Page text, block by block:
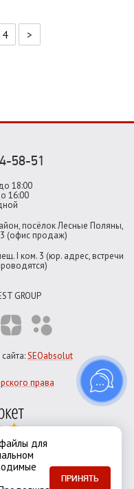
4 >
58-51
18:00
16:00
посёлок Лесные Поляны,
(офис продаж)
I ком. 3 (юр. адрес, встречи
GROUP
SEOabsolut
права
Санкт-Петербург
для
ПРИНЯТЬ